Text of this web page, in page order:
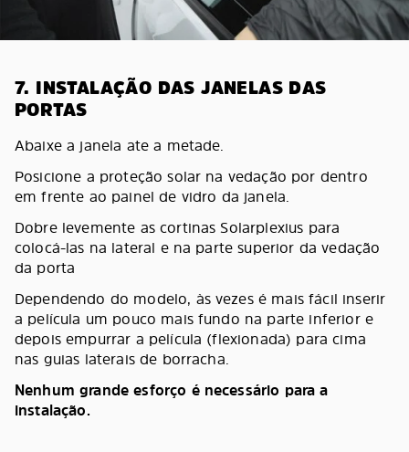
7. INSTALAÇÃO DAS JANELAS DAS
PORTAS
Abaixe a janela ate a metade.
Posicione a proteção solar na vedação por dentro
em frente ao painel de vidro da janela.
Dobre levemente as cortinas Solarplexius para
colocá-las na lateral e na parte superior da vedação
da porta
Dependendo do modelo, às vezes é mais fácil inserir
a película um pouco mais fundo na parte inferior e
depois empurrar a película (flexionada) para cima
nas guias laterais de borracha.
Nenhum grande esforço é necessário para a
instalação.